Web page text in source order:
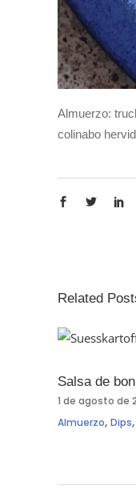
Almuerzo:
colinabo
Related
Salsa de
1 de agosto de
Almuerzo, Dips,